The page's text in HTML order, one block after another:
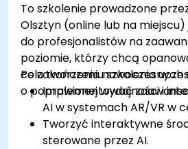
To szkolenie prowadzone
Olsztyn (online lub na
do profesjonalistów na
poziomie, którzy chcą
celu tworzenia nowoczesnych
o poprawionej wydajności i
Po zakończeniu szkolenia
Implementować
AI w systemach AR/VR w
Tworzyć interaktywne
sterowane przez AI.